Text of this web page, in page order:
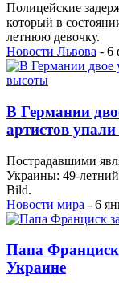
Полицейские
который в
летнюю девочку.
Новости Львова - 6
В Германии
артистов
Пострадавшими
Украины: 49-
Bild.
Новости мира - 6
Папа Франциск
Украине